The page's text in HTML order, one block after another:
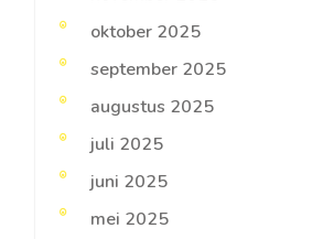
oktober 2025
september 2025
augustus 2025
juli 2025
juni 2025
mei 2025